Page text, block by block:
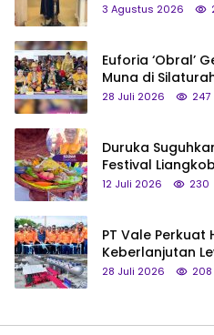
3 Agustus 2026
Euforia ‘Obral’
Muna di
Saya Bukan Tipe
28 Juli 2026 247
Duruka
Festival
hingga Tumpeng
12 Juli 2026 230
PT Vale Perkuat
Keberlanjutan
28 Juli 2026 208